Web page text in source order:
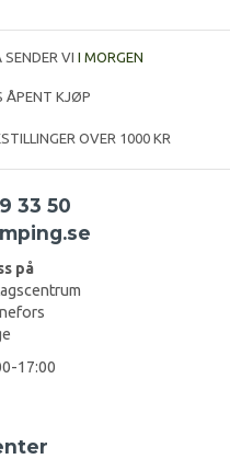
SENDER VI I MORGEN
ÅPENT KJØP
OVER 1000 KR
33 50
på
17:00